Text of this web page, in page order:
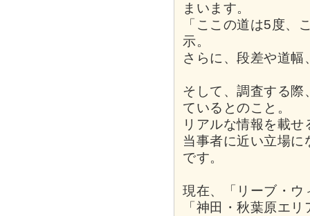
まいます。
「ここの道は5度、
示。
さらに、段差や道
そして、調査する際
ているとのこと。
リアルな情報を載
当事者に近い立場に
です。
現在、「リーブ・ウ
「神田・秋葉原エ